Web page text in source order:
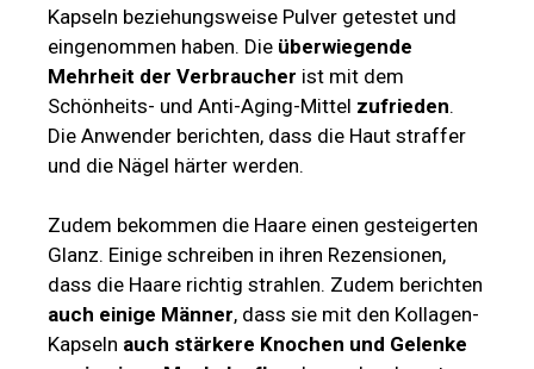
Kapseln beziehungsweise Pulver getestet und
eingenommen haben. Die überwiegende
Mehrheit der Verbraucher ist mit dem
Schönheits- und Anti-Aging-Mittel zufrieden.
Die Anwender berichten, dass die Haut straffer
und die Nägel härter werden.
Zudem bekommen die Haare einen gesteigerten
Glanz. Einige schreiben in ihren Rezensionen,
dass die Haare richtig strahlen. Zudem berichten
auch einige Männer, dass sie mit den Kollagen-
Kapseln auch stärkere Knochen und Gelenke